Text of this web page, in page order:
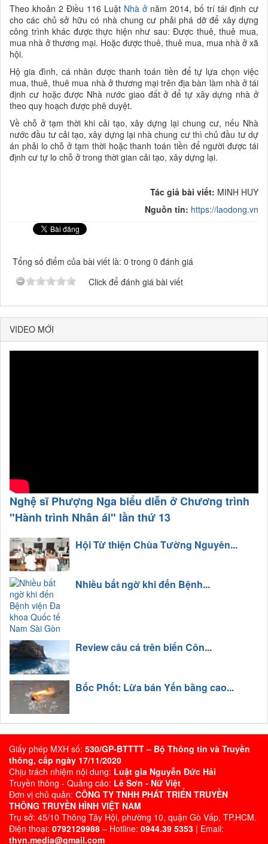
Theo khoản 2 Điều 116 Luật Nhà ở năm 2014, bố trí tái định cư
cho các chủ sở hữu có nhà chung cư phải phá dỡ để xây dựng
công trình khác được thực hiện như sau: Được thuê, thuê mua,
mua nhà ở thương mại. Hoặc được thuê, thuê mua, mua nhà ở xã
hội.
Hộ gia đình, cá nhân được thanh toán tiền để tự lựa chọn việc
mua, thuê, thuê mua nhà ở thương mại trên địa bàn làm nhà ở tái
định cư hoặc được Nhà nước giao đất ở để tự xây dựng nhà ở
theo quy hoạch được phê duyệt.
Về chỗ ở tạm thời khi cải tạo, xây dựng lại chung cư, nếu Nhà
nước đầu tư cải tạo, xây dựng lại nhà chung cư thì chủ đầu tư dự
án phải lo chỗ ở tạm thời hoặc thanh toán tiền để người được tái
định cư tự lo chỗ ở trong thời gian cải tạo, xây dựng lại.
Tác giả bài viết: MINH HUY
Nguồn tin: https://laodong.vn
Tổng số điểm của bài viết là: 0 trong 0 đánh giá
Click để đánh giá bài viết
VIDEO MỚI
Nghệ sĩ Phượng Nga biểu diễn ở Chương trình
"Hành trình Nhân ái" lần thứ 13
Hội Từ thiện Chùa Tường Nguyên...
Nhiều bất ngờ khi đến Bệnh...
Review câu cá trên biển Côn...
Bốc Phốt: Lừa bán Yến bằng cao...
Giấy phép MXH số: 530/GP-BTTTT – Bộ Thông tin và Truyền
thông, cấp ngày 17/11/2020
Chịu trách nhiệm nội dung: Luật gia Nguyễn Đức Hải
Truyền thông - Quảng cáo: Lê Sơn - Nữ Việt
Đơn vị chủ quản: CÔNG TY TNHH PHÁT TRIỂN TRUYỀN
THÔNG TRUYỀN HÌNH VIỆT NAM
Trụ sở: 45/10 Thông Tây Hội, phường 10, quận Gò Vấp, TP.HCM.
Điện thoại: 0792129988 – Hotline: 0944.39 5353 | Email:
thvn.media@gmail.com